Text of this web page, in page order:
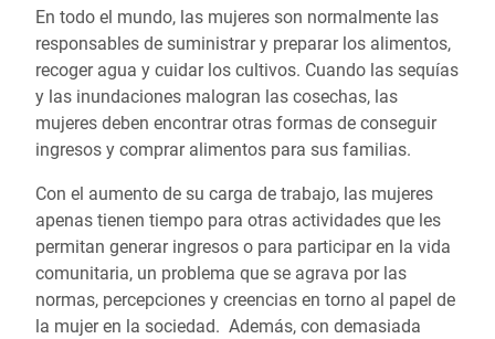
En todo el mundo, las mujeres son normalmente las
responsables de suministrar y preparar los alimentos,
recoger agua y cuidar los cultivos. Cuando las sequías
y las inundaciones malogran las cosechas, las
mujeres deben encontrar otras formas de conseguir
ingresos y comprar alimentos para sus familias.
Con el aumento de su carga de trabajo, las mujeres
apenas tienen tiempo para otras actividades que les
permitan generar ingresos o para participar en la vida
comunitaria, un problema que se agrava por las
normas, percepciones y creencias en torno al papel de
la mujer en la sociedad. Además, con demasiada